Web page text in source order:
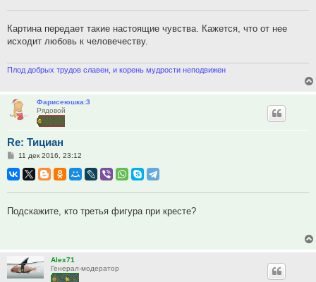
Картина передает такие настоящие чувства. Кажется, что от нее
исходит любовь к человечеству.
Плод добрых трудов славен, и корень мудрости неподвижен
Фарисеюшка:3
Рядовой
Re: Тициан
Сообщение
11 дек 2016, 23:12
Подскажите, кто третья фигура при кресте?
Alex71
Генерал-модератор